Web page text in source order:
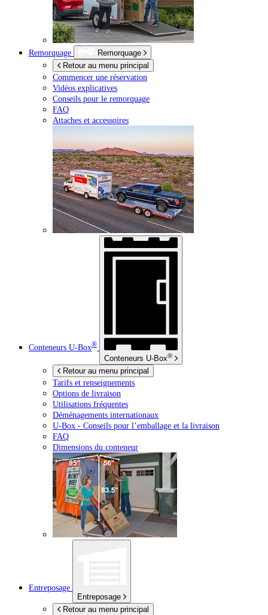
Remorquage
Remorquage
Retour au menu principal
Commencer une réservation
Vidéos explicatives
Conseils pour le remorquage
FAQ
Attaches et accessoires
Conteneurs U-Box®
Conteneurs U-Box®
Retour au menu principal
Tarifs et renseignements
Options de livraison
Utilisations fréquentes
Déménagements internationaux
U-Box - Conseils pour l’emballage et la livraison
FAQ
Dimensions du conteneur
Entreposage
Entreposage
Retour au menu principal